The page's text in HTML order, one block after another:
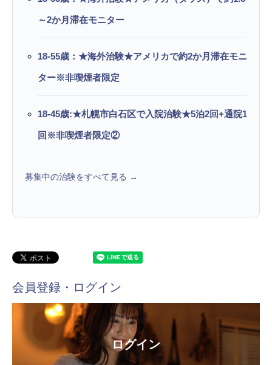
～2か月滞在モニター
18-55歳：★海外治験★アメリカで約2か月滞在モニ
ター※非喫煙者限定
18-45歳:★札幌市白石区で入院治験★5泊2回+通院1
回※非喫煙者限定②
募集中の治験をすべて見る →
会員登録・ログイン
ログイン